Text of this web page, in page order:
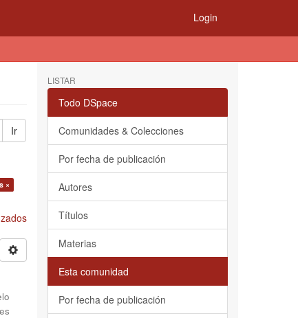
Login
Ir
×
LISTAR
Todo DSpace
Comunidades & Colecciones
Por fecha de publicación
Autores
Títulos
Materias
Esta comunidad
Por fecha de publicación